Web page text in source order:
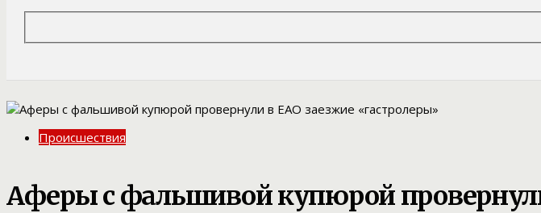
Происшествия
Аферы с фальшивой купюрой